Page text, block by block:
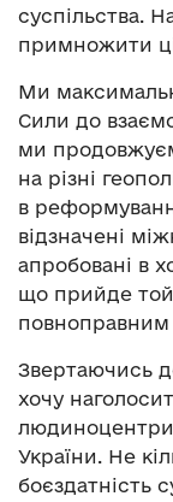
суспільства.
примножити
Ми
Сили до
ми
на різні
в
відзначені
апробовані в
що прийде той
Звертаючись
хочу
України. Не
боєздатність